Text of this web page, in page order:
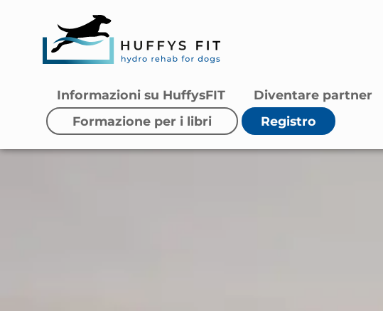
Informazioni su HuffysFIT Diventare partner
Registro
Formazione per i libri